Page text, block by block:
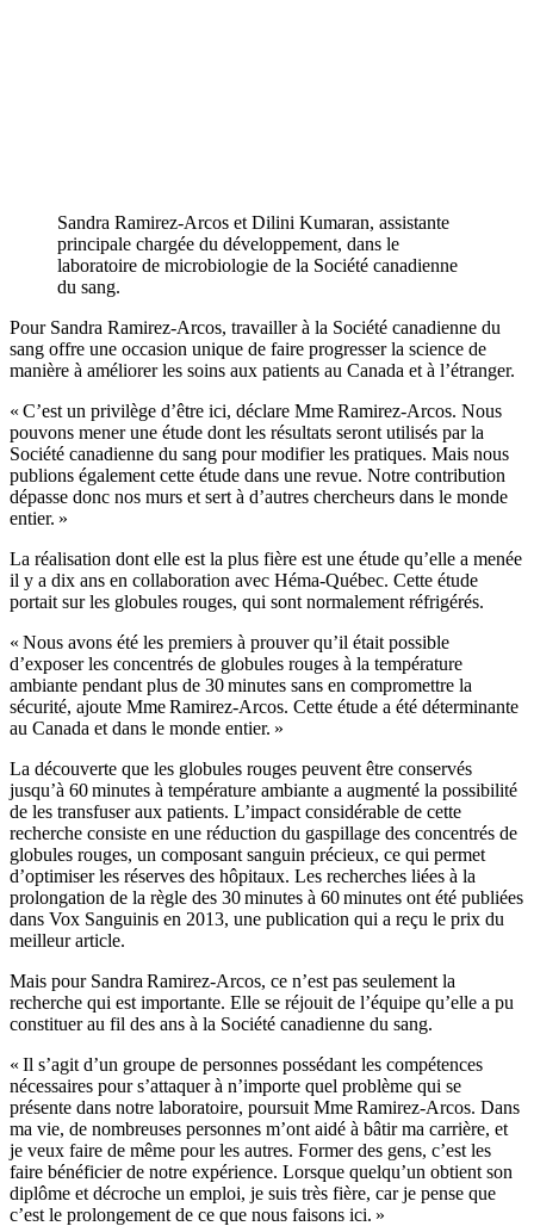
Sandra Ramirez-Arcos et Dilini Kumaran, assistante
principale chargée du développement, dans le
laboratoire de microbiologie de la Société canadienne
du sang.
Pour Sandra Ramirez-Arcos, travailler à la Société canadienne du
sang offre une occasion unique de faire progresser la science de
manière à améliorer les soins aux patients au Canada et à l’étranger.
« C’est un privilège d’être ici, déclare Mme Ramirez-Arcos. Nous
pouvons mener une étude dont les résultats seront utilisés par la
Société canadienne du sang pour modifier les pratiques. Mais nous
publions également cette étude dans une revue. Notre contribution
dépasse donc nos murs et sert à d’autres chercheurs dans le monde
entier. »
La réalisation dont elle est la plus fière est une étude qu’elle a menée
il y a dix ans en collaboration avec Héma-Québec. Cette étude
portait sur les globules rouges, qui sont normalement réfrigérés.
« Nous avons été les premiers à prouver qu’il était possible
d’exposer les concentrés de globules rouges à la température
ambiante pendant plus de 30 minutes sans en compromettre la
sécurité, ajoute Mme Ramirez-Arcos. Cette étude a été déterminante
au Canada et dans le monde entier. »
La découverte que les globules rouges peuvent être conservés
jusqu’à 60 minutes à température ambiante a augmenté la possibilité
de les transfuser aux patients. L’impact considérable de cette
recherche consiste en une réduction du gaspillage des concentrés de
globules rouges, un composant sanguin précieux, ce qui permet
d’optimiser les réserves des hôpitaux. Les recherches liées à la
prolongation de la règle des 30 minutes à 60 minutes ont été publiées
dans Vox Sanguinis en 2013, une publication qui a reçu le prix du
meilleur article.
Mais pour Sandra Ramirez-Arcos, ce n’est pas seulement la
recherche qui est importante. Elle se réjouit de l’équipe qu’elle a pu
constituer au fil des ans à la Société canadienne du sang.
« Il s’agit d’un groupe de personnes possédant les compétences
nécessaires pour s’attaquer à n’importe quel problème qui se
présente dans notre laboratoire, poursuit Mme Ramirez-Arcos. Dans
ma vie, de nombreuses personnes m’ont aidé à bâtir ma carrière, et
je veux faire de même pour les autres. Former des gens, c’est les
faire bénéficier de notre expérience. Lorsque quelqu’un obtient son
diplôme et décroche un emploi, je suis très fière, car je pense que
c’est le prolongement de ce que nous faisons ici. »